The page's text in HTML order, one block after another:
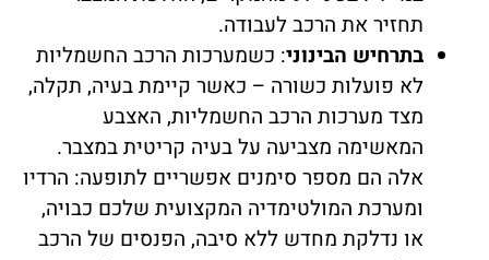
תחזיר את הרכב לעבודה.
בתרחיש הבינוני: כשמערכות הרכב החשמליות
לא פועלות כשורה – כאשר קיימת בעיה, תקלה,
מצד מערכות הרכב החשמליות, האצבע
המאשימה מצביעה על בעיה קריטית במצבר.
אלה הם מספר סימנים אפשריים לתופעה: הרדיו
ומערכת המולטימדיה המקצועית שלכם כבויה,
או נדלקת מחדש ללא סיבה, הפנסים של הרכב